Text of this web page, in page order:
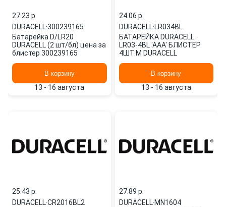
27.23 p.
DURACELL·300239165
Батарейка D/LR20
DURACELL (2 шт/бл) цена за
блистер 300239165
В корзину
13 - 16 августа
24.06 p.
DURACELL·LR034BL
БАТАРЕЙКА DURАCELL
LR03-4BL 'ААА' БЛИСТЕР
4ШТ.М DURACELL
В корзину
13 - 16 августа
25.43 p.
DURACELL·CR2016BL2
27.89 p.
DURACELL·MN1604